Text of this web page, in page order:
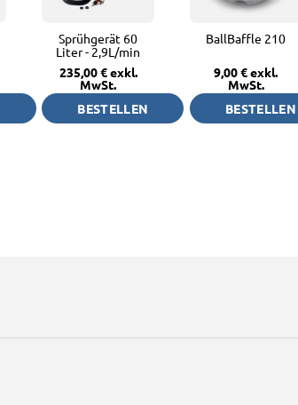
Sprühgerät 60
Liter - 2,9L/min
235,00 €exkl.
MwSt.
BESTELLEN
BallBaffle 210
9,00 €exkl.
MwSt.
BESTELLEN